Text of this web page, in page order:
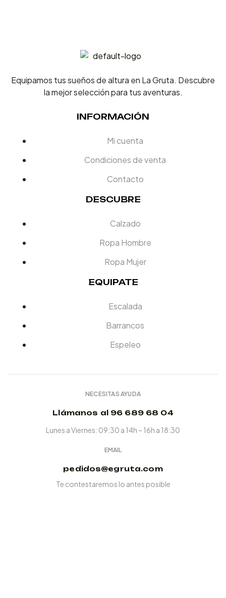
Equipamos tus sueños de altura en La Gruta. Descubre
la mejor selección para tus aventuras.
INFORMACIÓN
Mi cuenta
Condiciones de venta
Contacto
DESCUBRE
Calzado
Ropa Hombre
Ropa Mujer
EQUIPATE
Escalada
Barrancos
Espeleo
NECESITAS AYUDA
Llámanos al 96 689 68 04
Lunes a Viernes: 09:30 a 14h – 16h a 18:30
EMAIL
pedidos@egruta.com
Te contestaremos lo antes posible